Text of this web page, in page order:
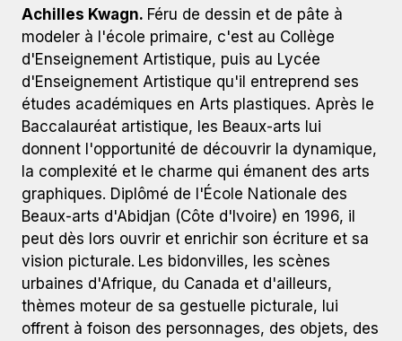
Achilles Kwagn. Féru de dessin et de pâte à
modeler à l'école primaire, c'est au Collège
d'Enseignement Artistique, puis au Lycée
d'Enseignement Artistique qu'il entreprend ses
études académiques en Arts plastiques. Après le
Baccalauréat artistique, les Beaux-arts lui
donnent l'opportunité de découvrir la dynamique,
la complexité et le charme qui émanent des arts
graphiques. Diplômé de l'École Nationale des
Beaux-arts d'Abidjan (Côte d'Ivoire) en 1996, il
peut dès lors ouvrir et enrichir son écriture et sa
vision picturale. Les bidonvilles, les scènes
urbaines d'Afrique, du Canada et d'ailleurs,
thèmes moteur de sa gestuelle picturale, lui
offrent à foison des personnages, des objets, des